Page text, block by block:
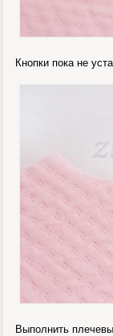
Кнопки пока не
Выполнить